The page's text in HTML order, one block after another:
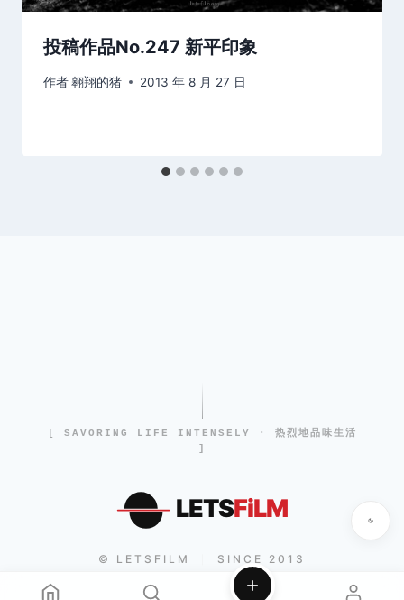
投稿作品No.247 新平印象
作者翱翔的猪 2013 年 8 月 27 日
[ SAVORING LIFE INTENSELY · 热烈地品味生活
]
LETSFiLM
© LETSFILM SINCE 2013